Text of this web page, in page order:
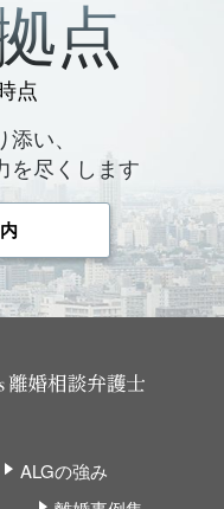
点
点
い、
を尽くします
ALGの強み